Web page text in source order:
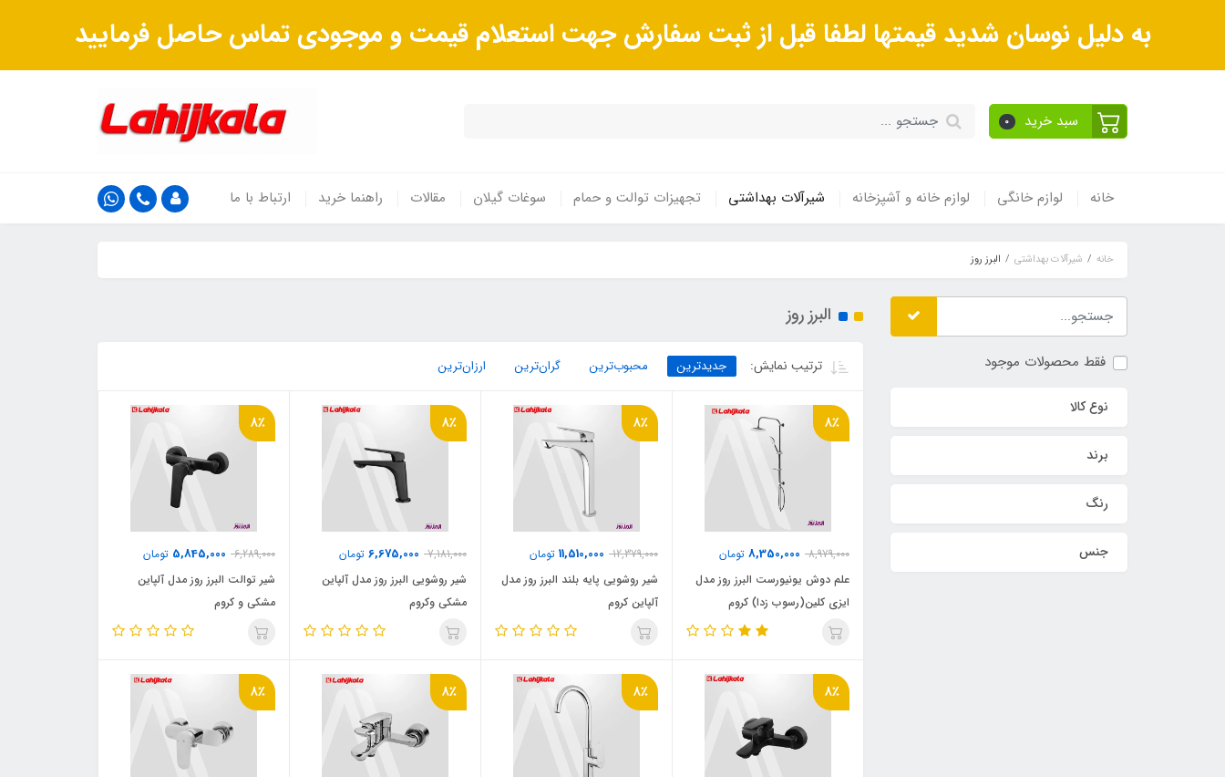
به دلیل نوسان شدید قیمتها لطفا قبل از ثبت سفارش جهت استعلام قیمت و موجودی تماس حاصل فرمایید
سبد خرید 0
خانه لوازم خانگی لوازم خانه و آشپزخانه شیرآلات بهداشتی تجهیزات توالت و حمام سوغات گیلان مقالات راهنما خرید ارتباط با ما
خانه شیرآلات بهداشتی البرز روز
فقط محصولات موجود
نوع کالا
برند
رنگ
جنس
البرز روز
ترتیب نمایش: جدیدترین محبوب‌ترین گران‌ترین ارزان‌ترین
8٪
8,979,000
8,350,000 تومان
علم دوش یونیورست البرز روز مدل
ایزی کلین(رسوب زدا) کروم
8٪
12,379,000
11,510,000 تومان
شیر روشویی پایه بلند البرز روز مدل
آلپاین کروم
8٪
7,181,000
6,675,000 تومان
شیر روشویی البرز روز مدل آلپاین
مشکی وکروم
8٪
6,289,000
5,845,000 تومان
شیر توالت البرز روز مدل آلپاین
مشکی و کروم
8٪ 8٪ 8٪ 8٪